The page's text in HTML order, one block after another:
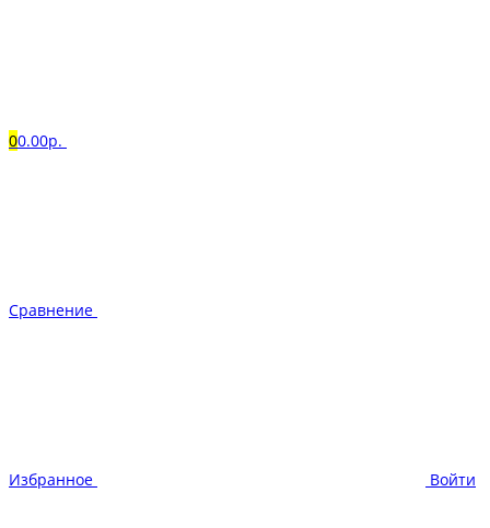
00.00р.
Сравнение
Избранное Войти